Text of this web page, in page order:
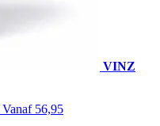
VINZ
Vanaf 56,95